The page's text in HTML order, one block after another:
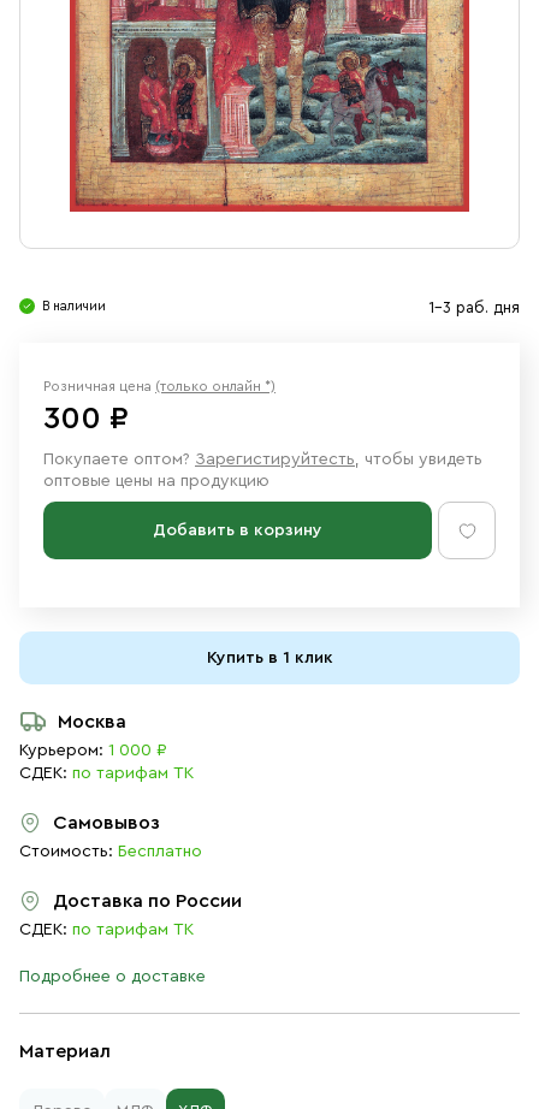
Ювелирные изделия
В наличии 1-3 раб. дня
Материал
Розничная цена (только онлайн *)
300 ₽
Покупаете оптом? Зарегистируйтесть, чтобы увидеть
оптовые цены на продукцию
Добавить в корзину
Купить в 1 клик
Москва
Курьером: 1 000 ₽
СДЕК: по тарифам ТК
Самовывоз
Стоимость: Бесплатно
Доставка по России
СДЕК: по тарифам ТК
Подробнее о доставке